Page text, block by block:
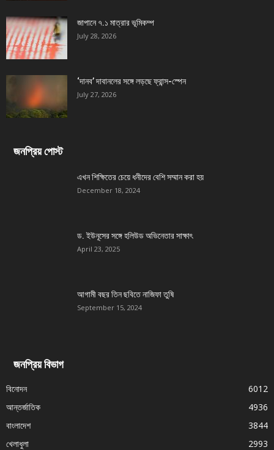
জাপানে ৭.১ মাত্রার ভূমিকম্প
July 28, 2026
‘দানব’ দাবানলের সঙ্গে লড়ছে ফ্রান্স-স্পেন
July 27, 2026
জনপ্রিয় পোস্ট
এখন শিক্ষিতের চেয়ে ধনীদের বেশি সম্মান করা হয়
December 18, 2024
ড. ইউনূসের সঙ্গে হলিউড অভিনেতার সাক্ষাৎ
April 23, 2025
আগামী বছর তিন ছবিতে নাজিফা তুষি
September 15, 2024
জনপ্রিয় বিভাগ
বিনোদন
6012
আন্তর্জাতিক
4936
বাংলাদেশ
3844
খেলাধুলা
2993